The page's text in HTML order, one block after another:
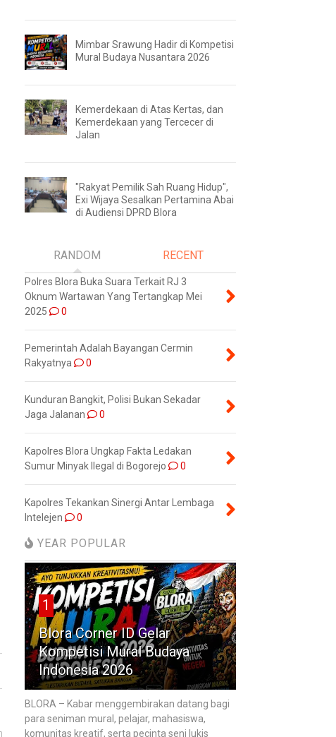
Mimbar Srawung Hadir di Kompetisi
Mural Budaya Nusantara 2026
Kemerdekaan di Atas Kertas, dan
Kemerdekaan yang Tercecer di
Jalan
"Rakyat Pemilik Sah Ruang Hidup",
Exi Wijaya Sesalkan Pertamina Abai
di Audiensi DPRD Blora
RANDOM RECENT
Polres Blora Buka Suara Terkait RJ 3
Oknum Wartawan Yang Tertangkap Mei
2025
0
Pemerintah Adalah Bayangan Cermin
Rakyatnya
0
Kunduran Bangkit, Polisi Bukan Sekadar
Jaga Jalanan
0
Kapolres Blora Ungkap Fakta Ledakan
Sumur Minyak Ilegal di Bogorejo
0
Kapolres Tekankan Sinergi Antar Lembaga
Intelejen
0
YEAR POPULAR
1
Blora Corner ID Gelar
Kompetisi Mural Budaya
Indonesia 2026
BLORA – Kabar menggembirakan datang bagi
para seniman mural, pelajar, mahasiswa,
komunitas kreatif, serta pecinta seni lukis